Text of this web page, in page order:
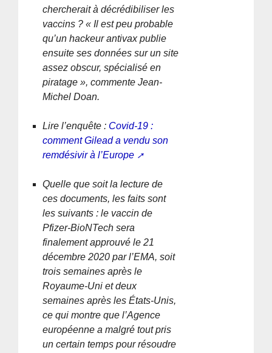
chercherait à décrédibiliser les
vaccins ? « Il est peu probable
qu’un hackeur antivax publie
ensuite ses données sur un site
assez obscur, spécialisé en
piratage », commente Jean-
Michel Doan.
Lire l’enquête : Covid-19 :
comment Gilead a vendu son
remdésivir à l’Europe
Quelle que soit la lecture de
ces documents, les faits sont
les suivants : le vaccin de
Pfizer-BioNTech sera
finalement approuvé le 21
décembre 2020 par l’EMA, soit
trois semaines après le
Royaume-Uni et deux
semaines après les États-Unis,
ce qui montre que l’Agence
européenne a malgré tout pris
un certain temps pour résoudre